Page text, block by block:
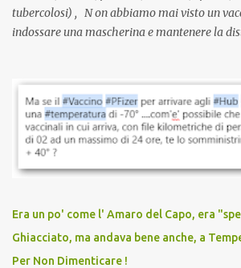
tubercolosi) , N on abbiamo mai visto un
indossare una mascherina e mantenere la
vaccinazione. Non avevamo mai sentito
sconti, incentivi per vaccinarsi. Non
discriminazioni per coloro che non l’hanno
vaccinato, nessuno aveva prima cercato di
persona cattiva. Non avevamo mai visto un
vaccino usato per minacciare i mezzi di
scuola. Non avevamo mai visto un vaccino
dodicenne di ignorare il consenso dei
che abbiamo elencato sopra...
Era un po' come l' Amaro del Capo, era
Ghiacciato, ma andava bene anche, a
Per Non Dimenticare !